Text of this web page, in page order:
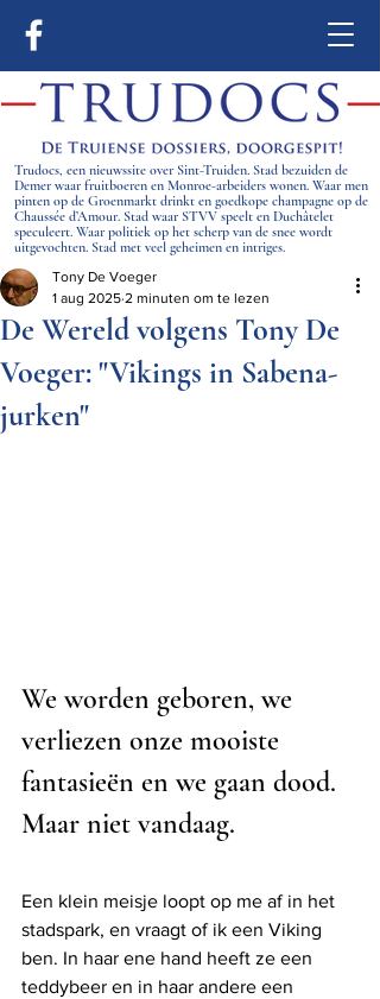
Trudocs, een nieuwssite over Sint-Truiden. Stad bezuiden de
Demer waar fruitboeren en Monroe-arbeiders wonen. Waar men
pinten op de Groenmarkt drinkt en goedkope champagne op de
Chaussée d’Amour. Stad waar STVV speelt en Duchâtelet
speculeert. Waar politiek op het scherp van de snee wordt
uitgevochten. Stad met veel geheimen en intriges.
De Wereld volgens Tony De
Voeger: "Vikings in Sabena-
jurken"
Tony De Voeger
1 aug 2025 2 minuten om te lezen
We worden geboren, we
verliezen onze mooiste
fantasieën en we gaan dood.
Maar niet vandaag.
Een klein meisje loopt op me af in het
stadspark, en vraagt of ik een Viking
ben. In haar ene hand heeft ze een
teddybeer en in haar andere een